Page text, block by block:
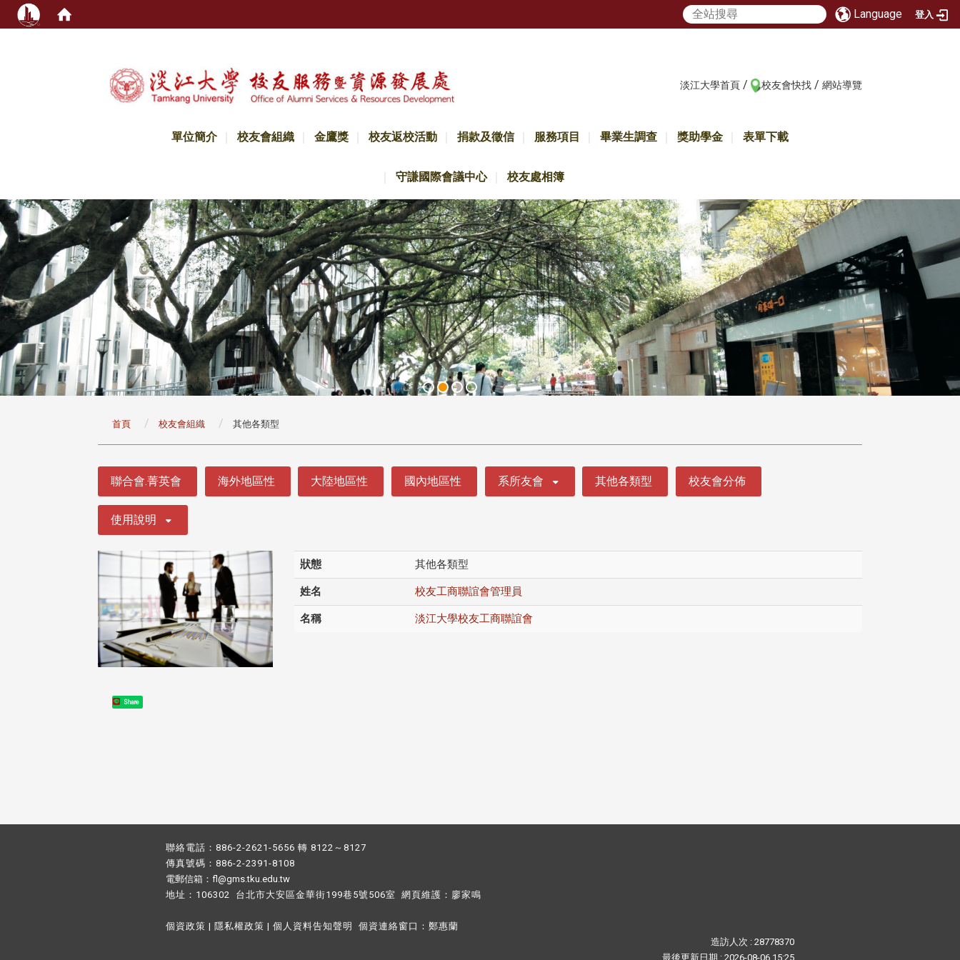
Language 登入
淡江大學首頁 / 校友會快找 / 網站導覽
單位簡介 校友會組織 金鷹獎 校友返校活動 捐款及徵信 服務項目 畢業生調查 獎助學金 表單下載
守謙國際會議中心 校友處相簿
首頁 校友會組織 其他各類型
聯合會.菁英會 海外地區性 大陸地區性 國內地區性 系所友會 其他各類型 校友會分佈
使用說明
狀態 其他各類型
姓名 校友工商聯誼會管理員
名稱 淡江大學校友工商聯誼會
Share
聯絡電話：886-2-2621-5656 轉 8122～8127
傳真號碼：886-2-2391-8108
電郵信箱：fl@gms.tku.edu.tw
地址：106302 台北市大安區金華街199巷5號506室 網頁維護： 廖家鳴​
個資政策 | 隱私權政策 | 個人資料告知聲明 個資連絡窗口： 鄭惠蘭
造訪人次 : 28778370
最後更新日期 : 2026-08-06 15:25